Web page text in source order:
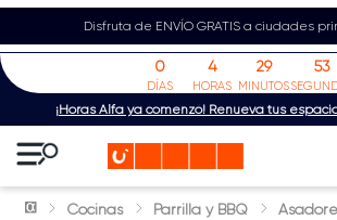
Disfruta de ENVÍO GRATIS a ciudades
¡Horas Alfa ya comenzó! Renueva tus
0
DÍAS
4
HORAS
29
MINUTOS
53
Cocinas Parrilla y BBQ